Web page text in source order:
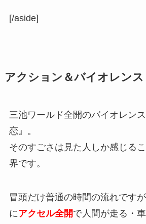
[/aside]
アクション＆バイオレンス
三池ワールド全開のバイオレン
恋』。
そのすごさは見た人しか感じる
界です。
冒頭だけ普通の時間の流れです
にアクセル全開で人間が走る・車